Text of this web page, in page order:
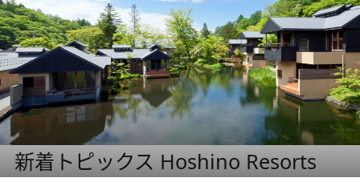
新着トピックス Hoshino Resorts